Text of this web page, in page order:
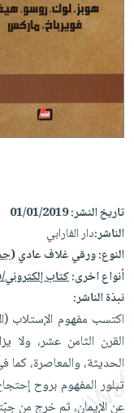
إختياراتنا
كتب
أكاديمية
القراءة
English
iKitab
بلا
حدود
يتكرر
طرحها
على
Android
تحميل
iKitab
على
Apple
أسئلة
يتكرر
طرحها
تحميل
masmu3
على
على
Apple
المواضيع
الأكثر
مبيعاً
وسائل
تعليمية
جوائز
تعليمية
الصحة
الشخصية
جديد
العناية
الشخصية
العناية
وتصفيف
الشعر
العناية
بالجسم
العناية
بالأسنان
والسفرة
جديد
الكل
أواني
الطهي
أدوات
الخبز
أدوات
المائدة
متجر
الهدايا
أقسام
الأكثر
مبيعاً
شحن
مجاني
تاريخ النشر:01/01/2019
الناشر:دار الفارابي
النوع:ورقي غلاف عادي (
أنواع اخرى:كتاب إلكتروني/epub
نبذة الناشر:
اكتسب مفهوم الإستلاب
القرن الثامن عشر، ولا
الحديثة، والمعاصرة، كما
تبلور المفهوم بروح
عن الإيمان، ثم خرج من